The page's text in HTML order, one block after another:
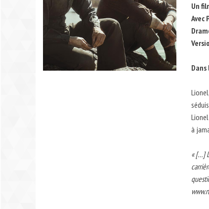
Un
Avec
à
« […]